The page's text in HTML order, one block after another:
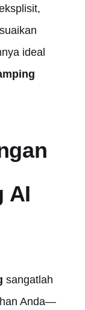
ideal
AI
sangatlah
Anda—